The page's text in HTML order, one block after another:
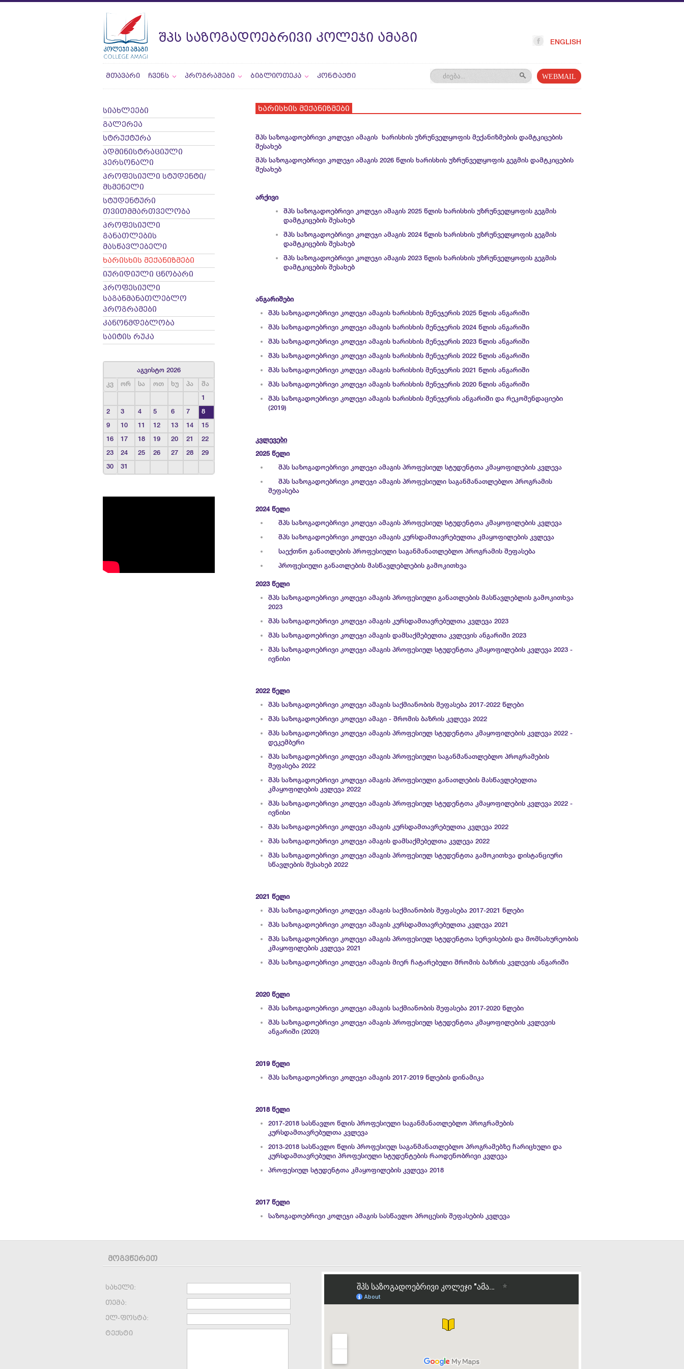
ᲨᲞᲡ ᲡᲐᲖᲝᲒᲐᲓᲝᲔᲑᲠᲘᲕᲘ ᲙᲝᲚᲔᲯᲘ ᲐᲛᲐᲒᲘ ENGLISH
ᲛᲗᲐᲕᲐᲠᲘ ᲩᲕᲔᲜᲡ ᲞᲠᲝᲒᲠᲐᲛᲔᲑᲘ ᲑᲘᲑᲚᲘᲝᲗᲔᲙᲐ ᲙᲝᲜᲢᲐᲥᲢᲘ WEBMAIL
ხარისხის მექანიზმები
შპს საზოგადოებრივი კოლეჯი ამაგის ხარისხის უზრუნველყოფის მექანიზმების დამტკიცების
შესახებ
შპს საზოგადოებრივი კოლეჯი ამაგის 2026 წლის ხარისხის უზრუნველყოფის გეგმის დამტკიცების
შესახებ
არქივი
შპს საზოგადოებრივი კოლეჯი ამაგის 2025 წლის ხარისხის უზრუნველყოფის გეგმის
დამტკიცების შესახებ
შპს საზოგადოებრივი კოლეჯი ამაგის 2024 წლის ხარისხის უზრუნველყოფის გეგმის
დამტკიცების შესახებ
შპს საზოგადოებრივი კოლეჯი ამაგის 2023 წლის ხარისხის უზრუნველყოფის გეგმის
დამტკიცების შესახებ
ანგარიშები
შპს საზოგადოებრივი კოლეჯი ამაგის ხარისხის მენეჯერის 2025 წლის ანგარიში
შპს საზოგადოებრივი კოლეჯი ამაგის ხარისხის მენეჯერის 2024 წლის ანგარიში
შპს საზოგადოებრივი კოლეჯი ამაგის ხარისხის მენეჯერის 2023 წლის ანგარიში
შპს საზოგადოებრივი კოლეჯი ამაგის ხარისხის მენეჯერის 2022 წლის ანგარიში
შპს საზოგადოებრივი კოლეჯი ამაგის ხარისხის მენეჯერის 2021 წლის ანგარიში
შპს საზოგადოებრივი კოლეჯი ამაგის ხარისხის მენეჯერის 2020 წლის ანგარიში
შპს საზოგადოებრივი კოლეჯი ამაგის ხარისხის მენეჯერის ანგარიში და რეკომენდაციები
(2019)
კვლევები
2025 წელი
შპს საზოგადოებრივი კოლეჯი ამაგის პროფესიულ სტუდენტთა კმაყოფილების კვლევა
შპს საზოგადოებრივი კოლეჯი ამაგის პროფესიული საგანმანათლებლო პროგრამის
შეფასება
2024 წელი
შპს საზოგადოებრივი კოლეჯი ამაგის პროფესიულ სტუდენტთა კმაყოფილების კვლევა
შპს საზოგადოებრივი კოლეჯი ამაგის კურსდამთავრებულთა კმაყოფილების კვლევა
საექთნო განათლების პროფესიული საგანმანათლებლო პროგრამის შეფასება
პროფესიული განათლების მასწავლებლების გამოკითხვა
2023 წელი
შპს საზოგადოებრივი კოლეჯი ამაგის პროფესიული განათლების მასწავლებლის გამოკითხვა
2023
შპს საზოგადოებრივი კოლეჯი ამაგის კურსდამთავრებულთა კვლევა 2023
შპს საზოგადოებრივი კოლეჯი ამაგის დამსაქმებელთა კვლევის ანგარიში 2023
შპს საზოგადოებრივი კოლეჯი ამაგის პროფესიულ სტუდენტთა კმაყოფილების კვლევა 2023 -
ივნისი
2022 წელი
შპს საზოგადოებრივი კოლეჯი ამაგის საქმიანობის შეფასება 2017-2022 წლები
შპს საზოგადოებრივი კოლეჯი ამაგი - შრომის ბაზრის კვლევა 2022
შპს საზოგადოებრივი კოლეჯი ამაგის პროფესიულ სტუდენტთა კმაყოფილების კვლევა 2022 -
დეკემბერი
შპს საზოგადოებრივი კოლეჯი ამაგის პროფესიული საგანმანათლებლო პროგრამების
შეფასება 2022
შპს საზოგადოებრივი კოლეჯი ამაგის პროფესიული განათლების მასწავლებელთა
კმაყოფილების კვლევა 2022
შპს საზოგადოებრივი კოლეჯი ამაგის პროფესიულ სტუდენტთა კმაყოფილების კვლევა 2022 -
ივნისი
შპს საზოგადოებრივი კოლეჯი ამაგის კურსდამთავრებულთა კვლევა 2022
შპს საზოგადოებრივი კოლეჯი ამაგის დამსაქმებელთა კვლევა 2022
შპს საზოგადოებრივი კოლეჯი ამაგის პროფესიულ სტუდენტთა გამოკითხვა დისტანციური
სწავლების შესახებ 2022
2021 წელი
შპს საზოგადოებრივი კოლეჯი ამაგის საქმიანობის შეფასება 2017-2021 წლები
შპს საზოგადოებრივი კოლეჯი ამაგის კურსდამთავრებულთა კვლევა 2021
შპს საზოგადოებრივი კოლეჯი ამაგის პროფესიულ სტუდენტთა სერვისების და მომსახურეობის
კმაყოფილების კვლევა 2021
შპს საზოგადოებრივი კოლეჯი ამაგის მიერ ჩატარებული შრომის ბაზრის კვლევის ანგარიში
2020 წელი
შპს საზოგადოებრივი კოლეჯი ამაგის საქმიანობის შეფასება 2017-2020 წლები
შპს საზოგადოებრივი კოლეჯი ამაგის პროფესიულ სტუდენტთა კმაყოფილების კვლევის
ანგარიში (2020)
2019 წელი
შპს საზოგადოებრივი კოლეჯი ამაგის 2017-2019 წლების დინამიკა
2018 წელი
2017-2018 სასწავლო წლის პროფესიული საგანმანათლებლო პროგრამების
კურსდამთავრებულთა კვლევა
2013-2018 სასწავლო წლის პროფესიულ საგანმანათლებლო პროგრამებზე ჩარიცხული და
კურსდამთავრებული პროფესიული სტუდენტების რაოდენობრივი კვლევა
პროფესიულ სტუდენტთა კმაყოფილების კვლევა 2018
2017 წელი
საზოგადოებრივი კოლეჯი ამაგის სასწავლო პროცესის შეფასების კვლევა
სიახლეები
გალერეა
სტრუქტურა
ადმინისტრაციული
პერსონალი
პროფესიული სტუდენტი/
მსმენელი
სტუდენტური
თვითმმართველობა
პროფესიული
განათლების
მასწავლებელი
ხარისხის მექანიზმები
იურიდიული ცნობარი
პროფესიული
საგანმანათლებლო
პროგრამები
კანონმდებლობა
საიტის რუკა
აგვისტო 2026
კვ
ორ სა ოთ ხუ პა
შა
1
2
3 4 5 6 7
8
9
10 11 12 13 14
15
16
17 18 19 20 21
22
23
24 25 26 27 28
29
30
31
მოგვწერეთ
სახელი:
თემა:
ელ-ფოსტა:
ტექსტი